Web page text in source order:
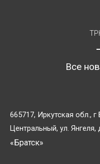
Все
665717, Иркутская обл.,
Центральный, ул.
«Братск»